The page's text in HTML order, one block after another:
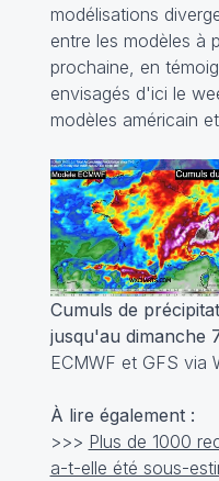
modélisations
entre les modèles à
prochaine, en
envisagés d'ici le
modèles américain
Cumuls de
jusqu'au dimanche
ECMWF et GFS via
À lire également :
>>> Plus de 1000
a-t-elle été sous-